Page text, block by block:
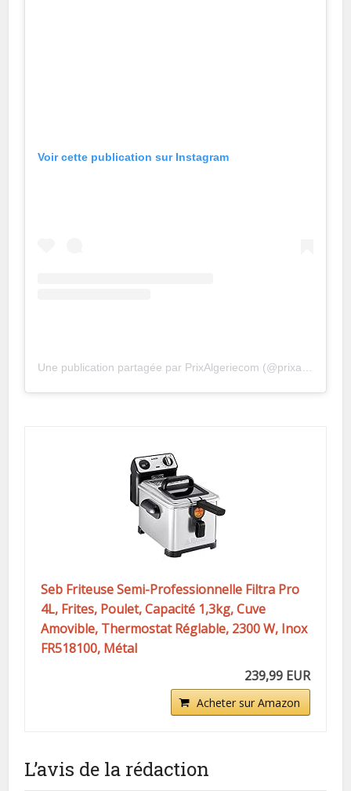
Voir cette publication sur Instagram
Seb Friteuse Semi-Professionnelle Filtra Pro
4L, Frites, Poulet, Capacité 1,3kg, Cuve
Amovible, Thermostat Réglable, 2300 W, Inox
FR518100, Métal
239,99 EUR
Acheter sur Amazon
L’avis de la rédaction